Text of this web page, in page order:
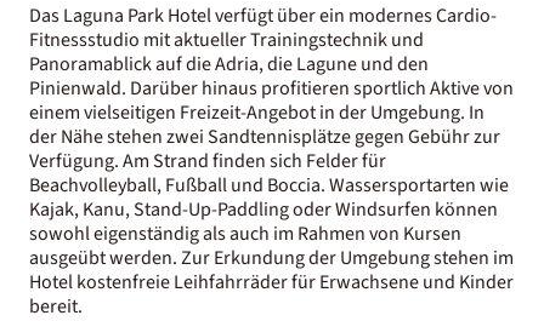
Das Laguna Park Hotel verfügt über ein modernes Cardio-
Fitnessstudio mit aktueller Trainingstechnik und
Panoramablick auf die Adria, die Lagune und den
Pinienwald. Darüber hinaus profitieren sportlich Aktive von
einem vielseitigen Freizeit-Angebot in der Umgebung. In
der Nähe stehen zwei Sandtennisplätze gegen Gebühr zur
Verfügung. Am Strand finden sich Felder für
Beachvolleyball, Fußball und Boccia. Wassersportarten wie
Kajak, Kanu, Stand-Up-Paddling oder Windsurfen können
sowohl eigenständig als auch im Rahmen von Kursen
ausgeübt werden. Zur Erkundung der Umgebung stehen im
Hotel kostenfreie Leihfahrräder für Erwachsene und Kinder
bereit.